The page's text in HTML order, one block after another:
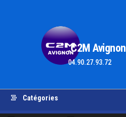
Aller
contenu
.C2M Avignon
04.90.27.93.72
Catégories